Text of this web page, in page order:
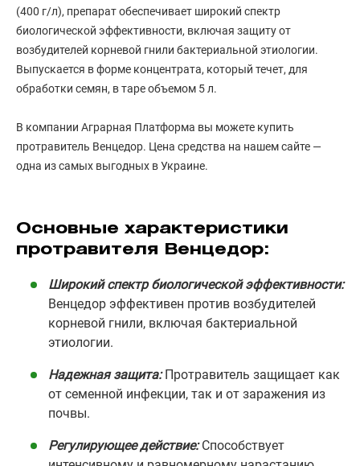
(400 г/л), препарат обеспечивает широкий спектр
биологической эффективности, включая защиту от
возбудителей корневой гнили бактериальной этиологии.
Выпускается в форме концентрата, который течет, для
обработки семян, в таре объемом 5 л.
В компании Аграрная Платформа вы можете купить
протравитель Венцедор. Цена средства на нашем сайте —
одна из самых выгодных в Украине.
Основные характеристики
протравителя Венцедор:
Широкий спектр биологической эффективности:
Венцедор эффективен против возбудителей
корневой гнили, включая бактериальной
этиологии.
Надежная защита: Протравитель защищает как
от семенной инфекции, так и от заражения из
почвы.
Регулирующее действие: Способствует